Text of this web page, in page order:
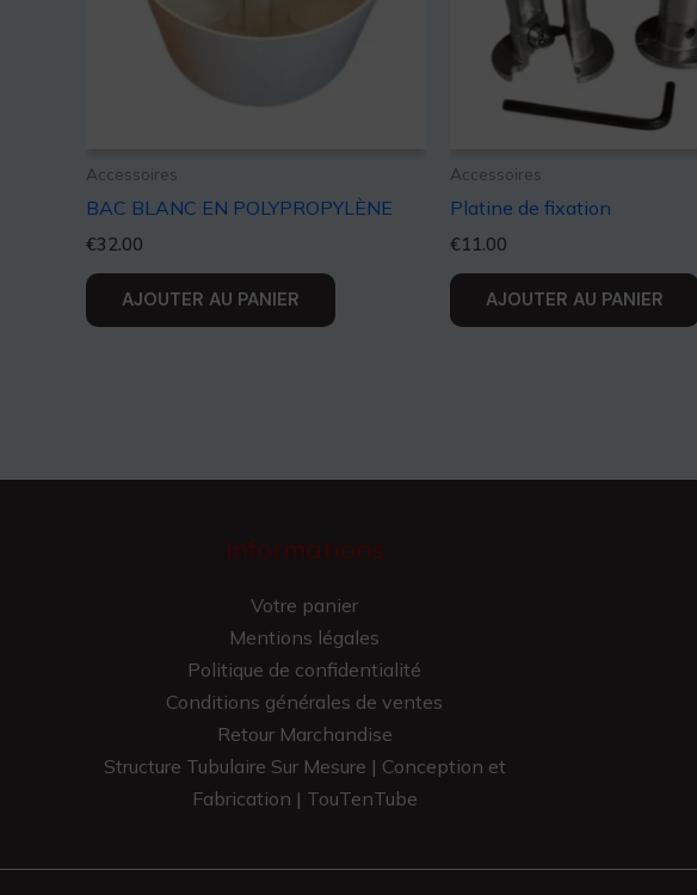
Accessoires
BAC BLANC EN POLYPROPYLÈNE
€32.00
AJOUTER AU PANIER
Accessoires
Platine de fixation
€11.00
AJOUTER AU PANIER
Informations
Votre panier
Mentions légales
Politique de confidentialité
Conditions générales de ventes
Retour Marchandise
Structure Tubulaire Sur Mesure | Conception et
Fabrication | TouTenTube